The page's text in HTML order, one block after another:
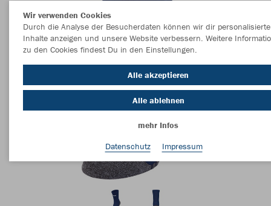
Wir verwenden Cookies
Durch die Analyse der Besucherdaten können wir dir personalisierte
Inhalte anzeigen und unsere Website verbessern. Weitere
zu den Cookies findest Du in den Einstellungen.
Alle akzeptieren
Alle ablehnen
mehr Infos
Datenschutz
Impressum